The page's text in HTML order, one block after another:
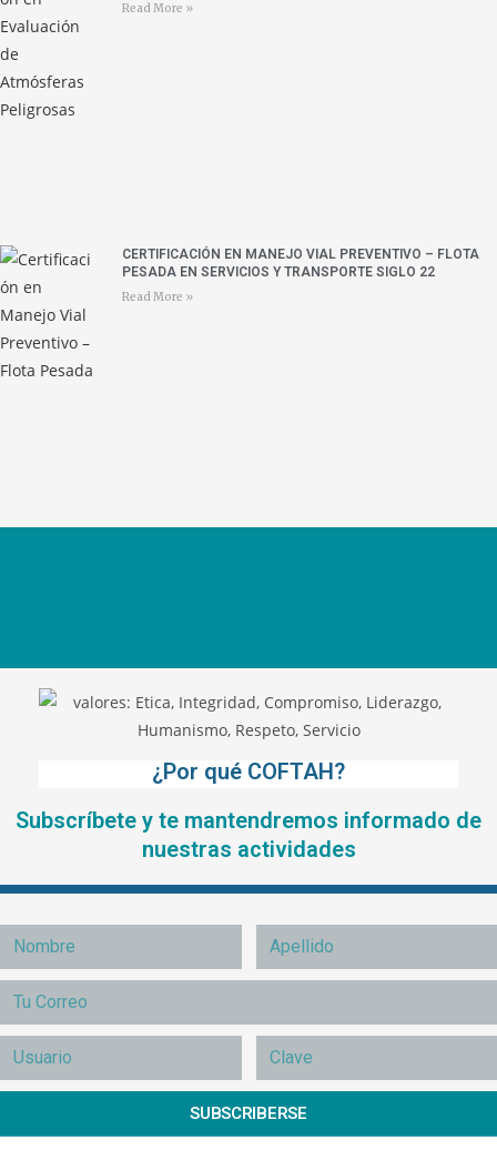
Read More »
CERTIFICACIÓN EN MANEJO VIAL PREVENTIVO – FLOTA
PESADA EN SERVICIOS Y TRANSPORTE SIGLO 22
Read More »
¿Por qué COFTAH?
Subscríbete y te mantendremos informado de
nuestras actividades
SUBSCRIBERSE